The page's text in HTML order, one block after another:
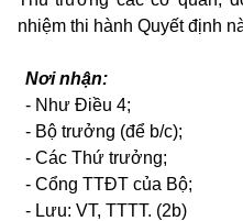
nhiệm thi hành Quyết định
Nơi nhận:
- Như Điều 4;
- Bộ trưởng (để b/c);
- Các Thứ trưởng;
- Cổng TTĐT của Bộ;
- Lưu: VT, TTTT. (2b)